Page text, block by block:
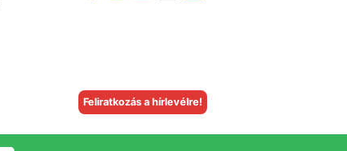
Feliratkozás a hírlevélre!